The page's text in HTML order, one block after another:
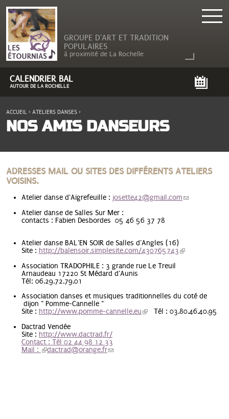
GROUPE D'ART ET TRADITION
POPULAIRES
à proximité de La Rochelle
CALENDRIER BAL
AUTOUR DE LA ROCHELLE
VOUS ÊTES ICI
ACCUEIL › ATELIERS DANSES ›
NOS AMIS DANSEURS
ADRESSES MAIL OU SITES DES DIFFÉRENTS ATELIERS
VOISINS.
Atelier danse d'Aigrefeuille : josette42@gmail.com (link sends e-
Atelier danse de Salles Sur Mer :
contacts : Fabien Desbordes 05 46 56 37 78
Atelier danse BAL'EN SOIR de Salles d'Angles (16)
Site : http://balensoir.simplesite.com/430765743 (link is
Association TRADOPHILE : 3 grande rue
Le Treuil
Arnaudeau 17220 St Médard d'Aunis
Tél: 06.29.72.79.01
Association danses et musiques traditionnelles du coté de
dijon " Pomme-Cannelle "
Site : http://www.pomme-cannelle.eu (link is external)
Tél : 03.80.46.40.95
Dactrad Vendée
Site : http://www.dactrad.fr/
Contact : Tél 02 44 98 12 33
Mail : (link is external)
dactrad@orange.fr(link sends e-mail)